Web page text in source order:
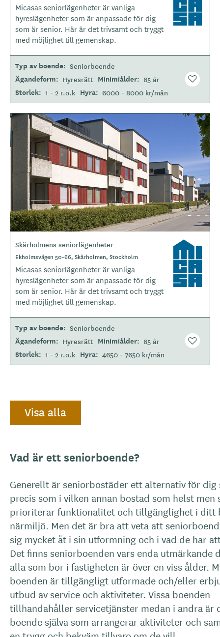
o
t
e
Micasas seniorlägenheter är vanliga
hyreslägenheter som är anpassade för dig
som är senior. Här är det trivsamt och tryggt
med möjlighet till gemenskap.
Typ av boende Seniorboende
Ägandeform Hyresrätt Minimiålder 65 år
Storlek 1 - 2 r.o.k Hyra 6000 - 8000 kr/mån
L
o
t
e
Skärholmens seniorlägenheter
Ekholmsvägen 50-66, Skärholmen, Stockholm
Micasas seniorlägenheter är vanliga
hyreslägenheter som är anpassade för dig
som är senior. Här är det trivsamt och tryggt
med möjlighet till gemenskap.
Typ av boende Seniorboende
Ägandeform Hyresrätt Minimiålder 65 år
Storlek 1 - 2 r.o.k Hyra 4650 - 7650 kr/mån
Visa alla
Vad är ett seniorboende?
Generellt är seniorbostäder ett alternativ för dig
precis som i vilken annan bostad som helst men
prioriterar funktionalitet och tillgänglighet i ditt
närmiljö. Men det är bra att veta att
sig mycket åt i sin utformning och i vad de har
Det finns seniorboenden vars enda utmärkande
alla som bor i fastigheten är över en viss ålder.
boenden är tillgängligt utformade och/eller
utbud av service och aktiviteter. Vissa boenden
tillhandahåller servicetjänster medan i andra är
boende själva som arrangerar aktiviteter och